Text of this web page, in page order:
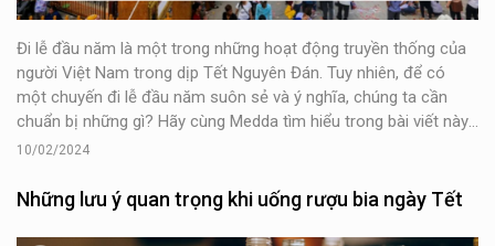
Đi lễ đầu năm là một trong những hoạt động truyền thống của
người Việt Nam trong dịp Tết Nguyên Đán. Tuy nhiên, để có
một chuyến đi lễ đầu năm suôn sẻ và ý nghĩa, chúng ta cần
chuẩn bị những gì? Hãy cùng Medda tìm hiểu trong bài viết này
nhé!
10/02/2024
Những lưu ý quan trọng khi uống rượu bia ngày Tết